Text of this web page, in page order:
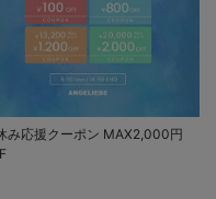
み応援クーポン MAX2,000円